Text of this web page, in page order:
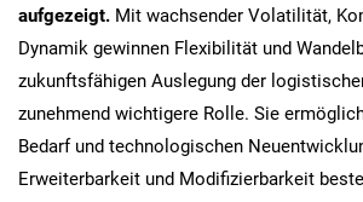
aufgezeigt. Mit wachsender Volatilität,
Dynamik gewinnen Flexibilität und
zukunftsfähigen Auslegung der
zunehmend wichtigere Rolle. Sie
Bedarf und technologischen
Erweiterbarkeit und Modifizierbarkeit